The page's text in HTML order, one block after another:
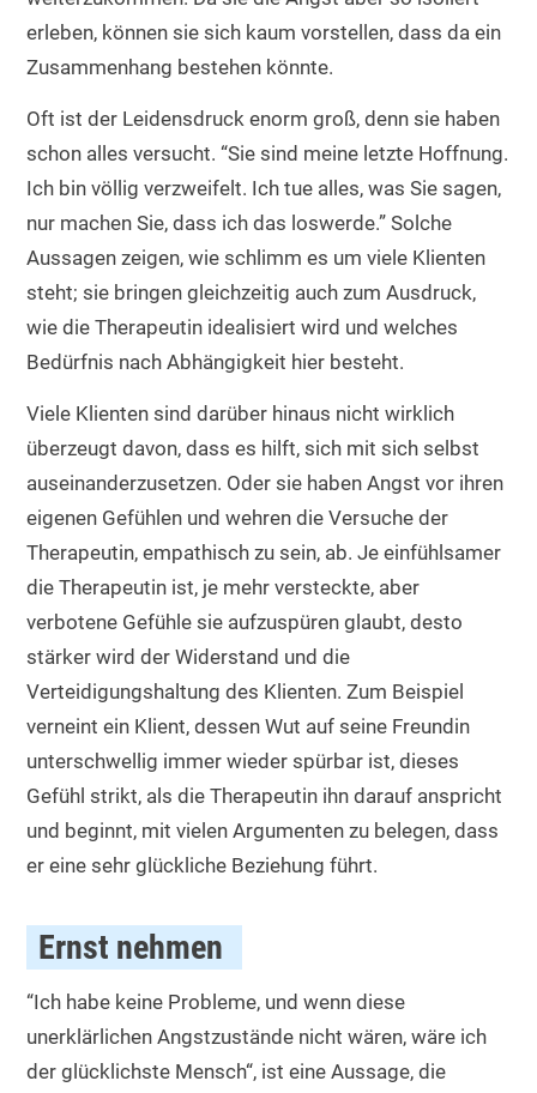
erleben, können sie sich kaum vorstellen, dass da ein
Zusammenhang bestehen könnte.
Oft ist der Leidensdruck enorm groß, denn sie haben
schon alles versucht. “Sie sind meine letzte Hoffnung.
Ich bin völlig verzweifelt. Ich tue alles, was Sie sagen,
nur machen Sie, dass ich das loswerde.” Solche
Aussagen zeigen, wie schlimm es um viele Klienten
steht; sie bringen gleichzeitig auch zum Ausdruck,
wie die Therapeutin idealisiert wird und welches
Bedürfnis nach Abhängigkeit hier besteht.
Viele Klienten sind darüber hinaus nicht wirklich
überzeugt davon, dass es hilft, sich mit sich selbst
auseinanderzusetzen. Oder sie haben Angst vor ihren
eigenen Gefühlen und wehren die Versuche der
Therapeutin, empathisch zu sein, ab. Je einfühlsamer
die Therapeutin ist, je mehr versteckte, aber
verbotene Gefühle sie aufzuspüren glaubt, desto
stärker wird der Widerstand und die
Verteidigungshaltung des Klienten. Zum Beispiel
verneint ein Klient, dessen Wut auf seine Freundin
unterschwellig immer wieder spürbar ist, dieses
Gefühl strikt, als die Therapeutin ihn darauf anspricht
und beginnt, mit vielen Argumenten zu belegen, dass
er eine sehr glückliche Beziehung führt.
Ernst nehmen
“Ich habe keine Probleme, und wenn diese
unerklärlichen Angstzustände nicht wären, wäre ich
der glücklichste Mensch“, ist eine Aussage, die